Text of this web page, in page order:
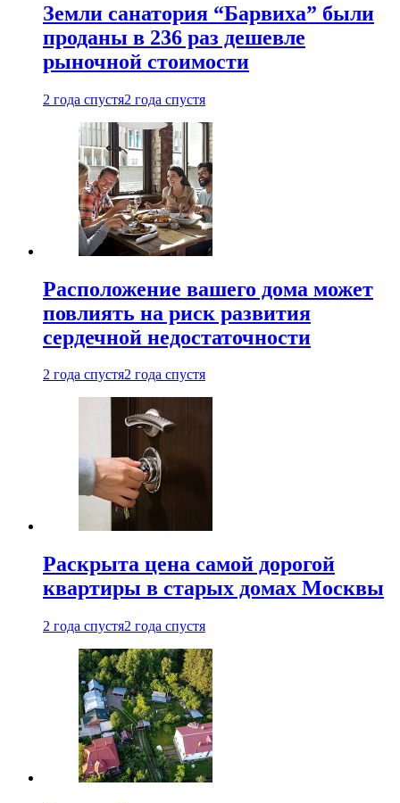
Земли санатория “Барвиха” были
проданы в 236 раз дешевле
рыночной стоимости
2 года спустя2 года спустя
Расположение вашего дома может
повлиять на риск развития
сердечной недостаточности
2 года спустя2 года спустя
Раскрыта цена самой дорогой
квартиры в старых домах Москвы
2 года спустя2 года спустя